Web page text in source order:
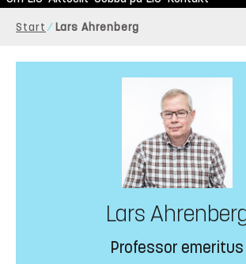
Start Lars Ahrenberg
Lars
Professor emeritus